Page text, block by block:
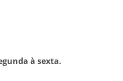
à sexta.